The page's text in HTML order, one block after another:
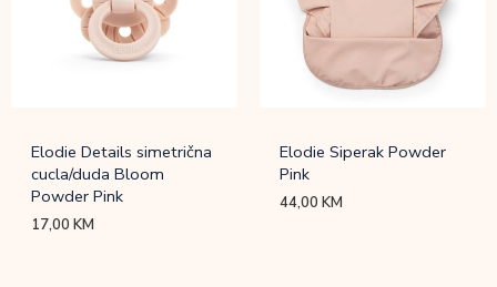
Elodie Details simetrična
cucla/duda Bloom
Powder Pink
17,00KM
Elodie Siperak Powder
Pink
44,00KM